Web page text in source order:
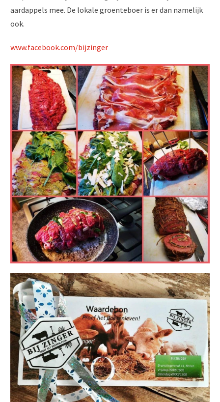
aardappels mee. De lokale groenteboer is er dan namelijk
ook.
www.facebook.com/bijzinger